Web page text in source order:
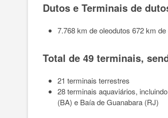
Dutos e Terminais de
7.768 km de oleodutos 672 km
Total de 49 terminais,
21 terminais terrestres
28 terminais aquaviários,
(BA) e Baía de Guanabara (RJ)